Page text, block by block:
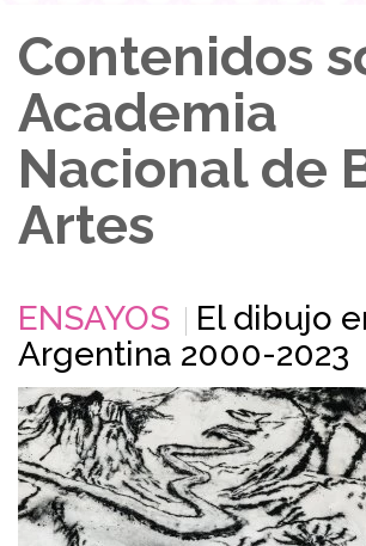
Contenidos
Academia
Nacional de
Artes
ENSAYOS
El dibujo
Argentina 2000-2023